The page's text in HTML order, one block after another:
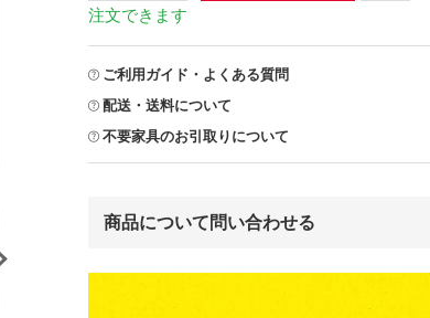
注文できます
ご利用ガイド・よくある質問
配送・送料について
不要家具のお引取りについて
商品について問い合わせる